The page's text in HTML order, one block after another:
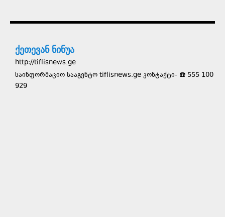
ქეთევან ნინუა
http://tiflisnews.ge
საინფორმაციო სააგენტო tiflisnews.ge კონტაქტი- ☎️ 555 100
929